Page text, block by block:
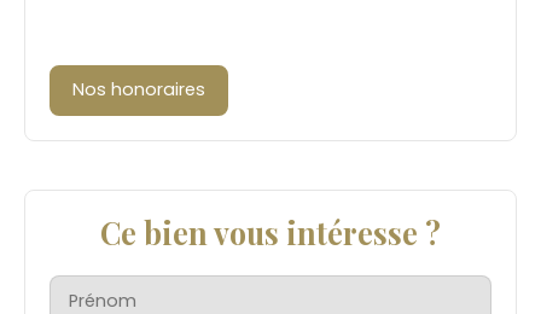
Nos honoraires
Ce bien vous intéresse ?
Prénom